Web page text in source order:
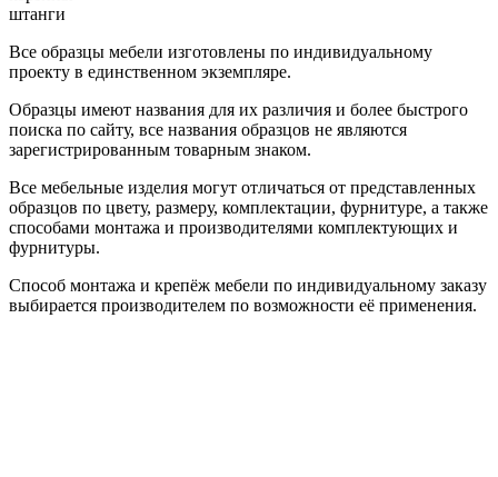
штанги
Все образцы мебели изготовлены по индивидуальному
проекту в единственном экземпляре.
Образцы имеют названия для их различия и более быстрого
поиска по сайту, все названия образцов не являются
зарегистрированным товарным знаком.
Все мебельные изделия могут отличаться от представленных
образцов по цвету, размеру, комплектации, фурнитуре, а также
способами монтажа и производителями комплектующих и
фурнитуры.
Способ монтажа и крепёж мебели по индивидуальному заказу
выбирается производителем по возможности её применения.